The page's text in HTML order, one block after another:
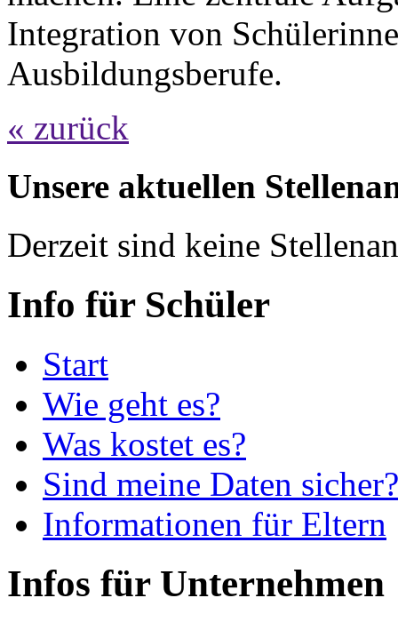
Integration von
Ausbildungsberufe.
« zurück
Unsere aktuellen
Derzeit sind keine
Info für Schüler
Start
Wie geht es?
Was kostet es?
Sind meine Daten sicher?
Informationen für Eltern
Infos für Unternehmen